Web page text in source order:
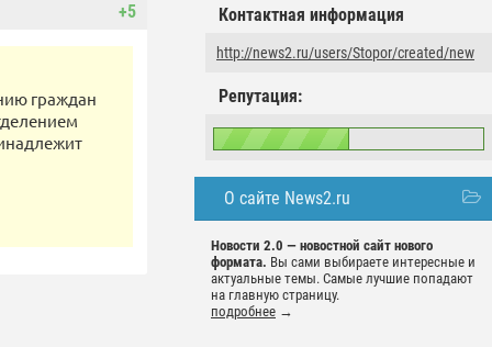
Контактная информация
http://news2.ru/users/Stopor/created/new
Репутация:
О сайте News2.ru
Новости 2.0 — новостной сайт нового
формата. Вы сами выбираете интересные и
актуальные темы. Самые лучшие попадают
на главную страницу.
подробнее →
+5
граждан